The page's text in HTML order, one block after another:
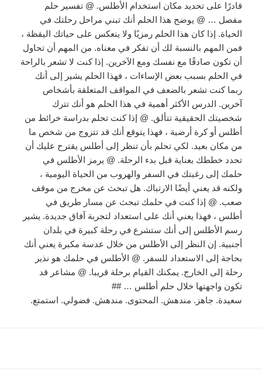
قادرًا على تحديد مكان استخدام الأطلس. @ تفسير حلم
مفصل … @ يوضح هذا الحلم أنك تبني مراحل رحلتك في
الحياة. إذا كان هذا الحلم رمزيًا ولا ينعكس على حياتك اليقظة ،
فمن المهم بالنسبة لك أن تفكر في معناه. من المهم أن تحاول
أن تكون صادقًا مع نفسك ومع الآخرين. إذا كنت لا تشعر بالراحة
في الحلم بسبب بعض الإساءات ، فهذا الحلم يشير إلى أنك
ربما كنت تشعر بالضعف في المواقف المتعلقة بأشخاص
آخرين. الدرس الأكثر أهمية في هذا الحلم هو أنك تترك
شخصيتك الحقيقية تتألق. @ إذا كنت تحلم بدراسة خرائط من
أطلس أو كرة أرضية ، فهذا يتوقع أنك قد تتزوج من شخص ما
من مكان بعيد. لكي تحلم بأن تنظر إلى أطلس يقترح عليك أن
تحدد خططك بعناية قبل بدء الرحلة. @ يرمز الأطلس في
حلمك إلى رغبتك في السفر والهروب من الحياة اليومية ،
ولكنه قد يعني أيضًا الارتباك. هل تبحث عن مخرج من موقف
صعب. @ إذا كنت في حلمك تبحث عن مسار طريق في
أطلس ، فهذا يعني أنك على استعداد لتجربة آفاق جديدة. يشير
رسم الأطلس إلى أنك ستشرع في رحلة كبيرة في بلدان
أجنبية. إن النظر إلى الأطلس من خلال عدسة مكبرة يعني أنك
بحاجة إلى الاستعداد للسفر. @ الأطلس في حلمك هو نذير
رحلة إلى الخارج. يمكنك القيام برحلة قريبا. @ مشاعر قد
تكون واجهتها خلال حلم أطلس … ##
سعيدة. جاهز. مندهش. المحتوى. مندهش. فضولي. استمتع.